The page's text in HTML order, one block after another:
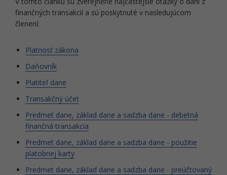
finančných transakcií a sú poskytnuté v nasledujúcom
členení:
Platnosť zákona
Daňovník
Platiteľ dane
Transakčný účet
Predmet dane, základ dane a sadzba dane - debetná
finančná transakcia
Predmet dane, základ dane a sadzba dane - použitie
platobnej karty
Predmet dane, základ dane a sadzba dane - preúčtovaný